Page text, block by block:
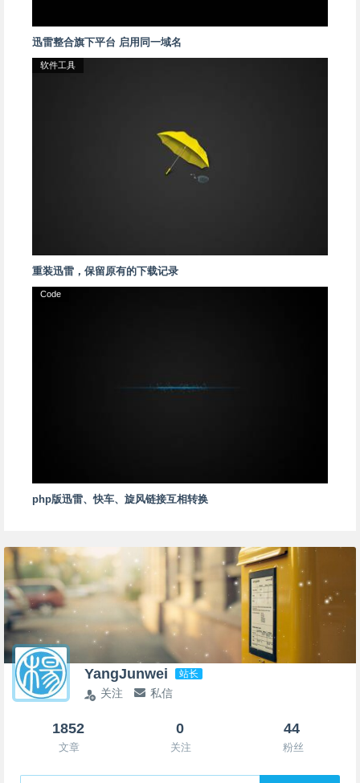
迅雷整合旗下平台 启用同一域名
软件工具
重装迅雷，保留原有的下载记录
Code
php版迅雷、快车、旋风链接互相转换
YangJunwei 站长
关注 私信
1852
文章
0
关注
44
粉丝